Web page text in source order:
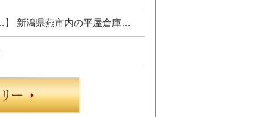
プロジェクトにて、建築施工管理業務をお任せします。 【具体的には…】 新潟県燕市内の平屋倉庫・２階建て施設新設工事における施工管理業務 ・現場管理全般（原価、工程、安全、品質） ・予算管理、施工計画 ・現場工事の取りまとめ ・書類作成 など ☆あなたのご経験やスキルに合わせた業務をお任せします☆